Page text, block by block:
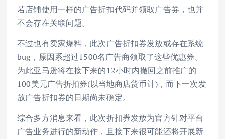
若店铺使用一样的广告折扣代码并领取广告券，也并
不会存在关联问题。
不过也有卖家爆料，此次广告折扣券发放或存在系统
bug，原因系超过1500名广告商领取了这些优惠券。
为此亚马逊将在接下来的12小时内撤回之前推广的
100美元广告折扣券(以当地商店货币计)，而下一次发
放广告折扣券的日期尚未确定。
综合多方消息来看，此次折扣券发放为官方针对平台
广告业务进行的新动作，且接下来很可能还将开展新